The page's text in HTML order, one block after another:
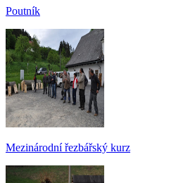
Poutník
Mezinárodní řezbářský kurz